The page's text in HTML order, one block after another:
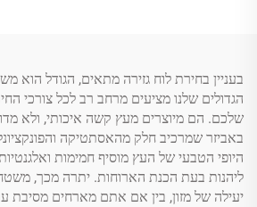
בעניין בחירת לוח גזירה מתאים, הגודל הוא
הגדולים שלנו מציעים מרחב רב לכל צורכי
שלכם. הם מיוצרים מעץ קשה איכותי, ולא
באביזר שמרכיב חלק מהאסתטיקה
היופי הטבעי של העץ מוסיף חמימות
ליהנות בעת הכנת הארוחות. יתרה מכך,
יעילה של מזון, בין אם אתם מארחים מסיבת